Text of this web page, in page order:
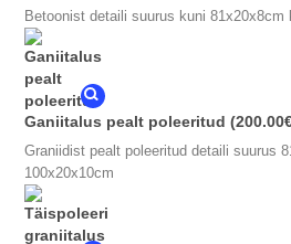
Betoonist detaili suurus kuni 81x20x8cm
Ganiitalus pealt poleeritud
Graniidist pealt poleeritud detaili suurus
100x20x10cm